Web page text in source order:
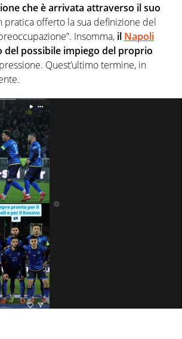
che è arrivata attraverso il suo
pratica offerto la sua definizione del
Insomma, il Napoli
possibile impiego del proprio
Quest’ultimo termine, in